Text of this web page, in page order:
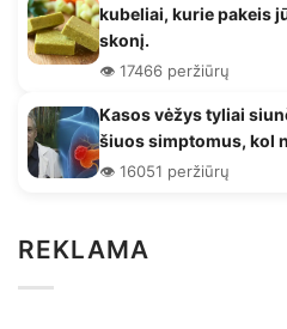
kubeliai, kurie pakeis
skonį.
👁️ 17466 peržiūrų
Kasos vėžys tyliai
šiuos simptomus, kol
👁️ 16051 peržiūrų
REKLAMA